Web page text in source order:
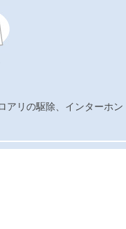
アリの駆除、インターホン